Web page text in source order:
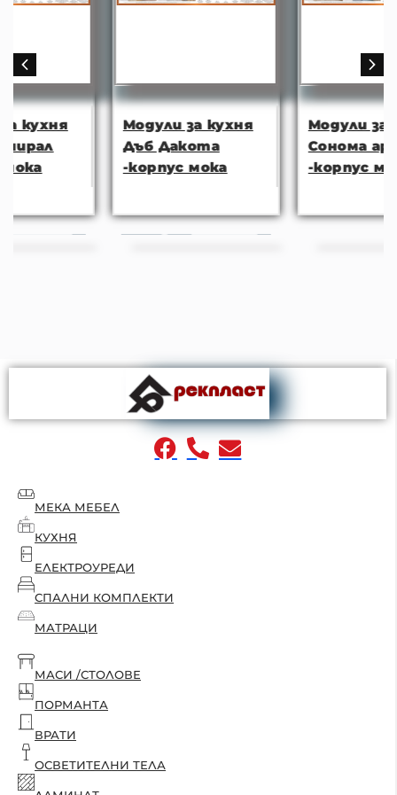
Модули за кухня
Дъб Дакота
-корпус мока
Модули за кухня
Сонома арвен
-корпус мока
МЕКА МЕБЕЛ
КУХНЯ
ЕЛЕКТРОУРЕДИ
СПАЛНИ КОМПЛЕКТИ
МАТРАЦИ
МАСИ /СТОЛОВЕ
ПОРМАНТА
ВРАТИ
ОСВЕТИТЕЛНИ ТЕЛА